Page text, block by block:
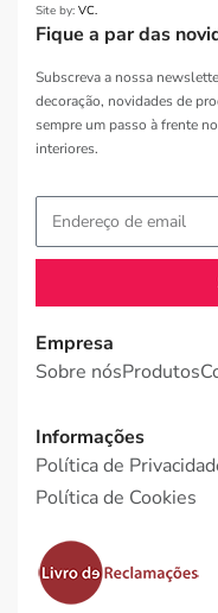
Site by: VC.
Fique a par das
Subscreva a nossa
decoração, novidades de
sempre um passo à frente
interiores.
Empresa
Sobre nósProdutos
Informações
Política de
Política de Cookies